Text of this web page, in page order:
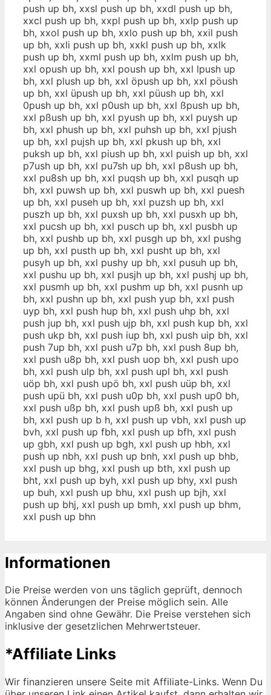
push up bh, xxsl push up bh, xxdl push up bh,
xxcl push up bh, xxpl push up bh, xxlp push up
bh, xxol push up bh, xxlo push up bh, xxil push
up bh, xxli push up bh, xxkl push up bh, xxlk
push up bh, xxml push up bh, xxlm push up bh,
xxl opush up bh, xxl poush up bh, xxl lpush up
bh, xxl plush up bh, xxl öpush up bh, xxl pöush
up bh, xxl üpush up bh, xxl püush up bh, xxl
0push up bh, xxl p0ush up bh, xxl ßpush up bh,
xxl pßush up bh, xxl pyush up bh, xxl puysh up
bh, xxl phush up bh, xxl puhsh up bh, xxl pjush
up bh, xxl pujsh up bh, xxl pkush up bh, xxl
puksh up bh, xxl piush up bh, xxl puish up bh, xxl
p7ush up bh, xxl pu7sh up bh, xxl p8ush up bh,
xxl pu8sh up bh, xxl puqsh up bh, xxl pusqh up
bh, xxl puwsh up bh, xxl puswh up bh, xxl puesh
up bh, xxl puseh up bh, xxl puzsh up bh, xxl
puszh up bh, xxl puxsh up bh, xxl pusxh up bh,
xxl pucsh up bh, xxl pusch up bh, xxl pusbh up
bh, xxl pushb up bh, xxl pusgh up bh, xxl pushg
up bh, xxl pusth up bh, xxl pusht up bh, xxl
pusyh up bh, xxl pushy up bh, xxl pusuh up bh,
xxl pushu up bh, xxl pusjh up bh, xxl pushj up bh,
xxl pusmh up bh, xxl pushm up bh, xxl pusnh up
bh, xxl pushn up bh, xxl push yup bh, xxl push
uyp bh, xxl push hup bh, xxl push uhp bh, xxl
push jup bh, xxl push ujp bh, xxl push kup bh, xxl
push ukp bh, xxl push iup bh, xxl push uip bh, xxl
push 7up bh, xxl push u7p bh, xxl push 8up bh,
xxl push u8p bh, xxl push uop bh, xxl push upo
bh, xxl push ulp bh, xxl push upl bh, xxl push
uöp bh, xxl push upö bh, xxl push uüp bh, xxl
push upü bh, xxl push u0p bh, xxl push up0 bh,
xxl push ußp bh, xxl push upß bh, xxl push up
bh, xxl push up b h, xxl push up vbh, xxl push up
bvh, xxl push up fbh, xxl push up bfh, xxl push
up gbh, xxl push up bgh, xxl push up hbh, xxl
push up nbh, xxl push up bnh, xxl push up bhb,
xxl push up bhg, xxl push up bth, xxl push up
bht, xxl push up byh, xxl push up bhy, xxl push
up buh, xxl push up bhu, xxl push up bjh, xxl
push up bhj, xxl push up bmh, xxl push up bhm,
xxl push up bhn
Informationen
Die Preise werden von uns täglich geprüft, dennoch
können Änderungen der Preise möglich sein. Alle
Angaben sind ohne Gewähr. Die Preise verstehen sich
inklusive der gesetzlichen Mehrwertsteuer.
*Affiliate Links
Wir finanzieren unsere Seite mit Affiliate-Links. Wenn Du